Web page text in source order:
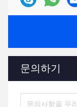
문의하기